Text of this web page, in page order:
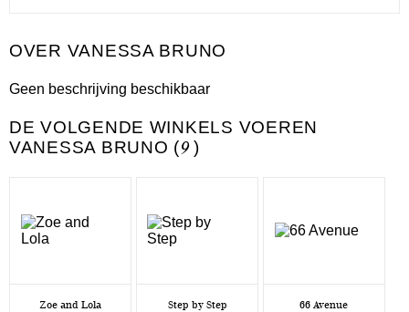
VANESSA BRUNO
Geen beschrijving beschikbaar
DE VOLGENDE WINKELS VOEREN
VANESSA BRUNO (9)
Zoe and Lola Step by Step 66 Avenue